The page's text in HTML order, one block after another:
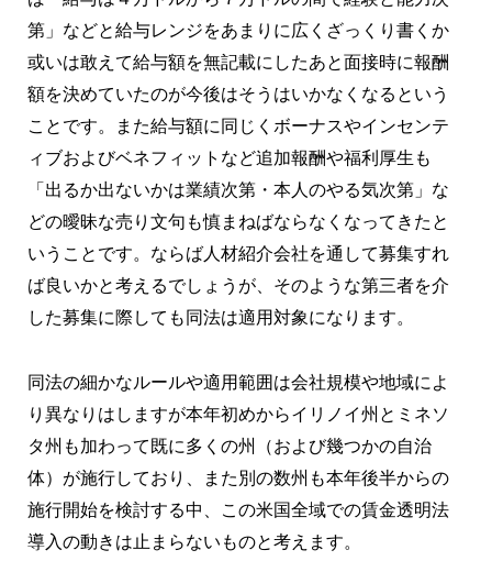
第」などと給与レンジをあまりに広くざっくり書くか
或いは敢えて給与額を無記載にしたあと面接時に報酬
額を決めていたのが今後はそうはいかなくなるという
ことです。また給与額に同じくボーナスやインセンテ
ィブおよびベネフィットなど追加報酬や福利厚生も
「出るか出ないかは業績次第・本人のやる気次第」な
どの曖昧な売り文句も慎まねばならなくなってきたと
いうことです。ならば人材紹介会社を通して募集すれ
ば良いかと考えるでしょうが、そのような第三者を介
した募集に際しても同法は適用対象になります。
同法の細かなルールや適用範囲は会社規模や地域によ
り異なりはしますが本年初めからイリノイ州とミネソ
タ州も加わって既に多くの州（および幾つかの自治
体）が施行しており、また別の数州も本年後半からの
施行開始を検討する中、この米国全域での賃金透明法
導入の動きは止まらないものと考えます。